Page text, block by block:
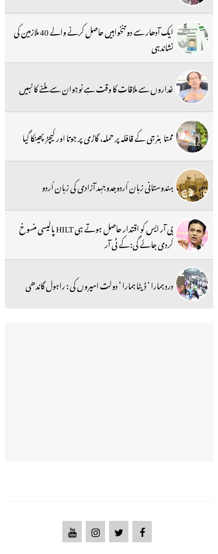
ایک آدھار سے دو تنخواہیں حاصل کرنے والے 40 ملازمین کی
نشاندہی
غداروں سے ملاقات کا وقت ہے نوجوان سے ملنے کا نہیں
ممتا بنرجی کے قافلہ پر حملہ، گاڑی پر جوتا اور کیچڑ پھینکا گیا
ہندوستانی زبان اُردوجدوجہد آزادی کی زبان اُردو
بی آر ایس کو اقتدار حاصل ہوتے ہی HILT پالیسی منسوخ
کردی جائے گی:کے ٹی آر
درد ہمارا ‘ ڈیٹا ہمارا ‘ دولت امیروں کی : راہول گاندھی